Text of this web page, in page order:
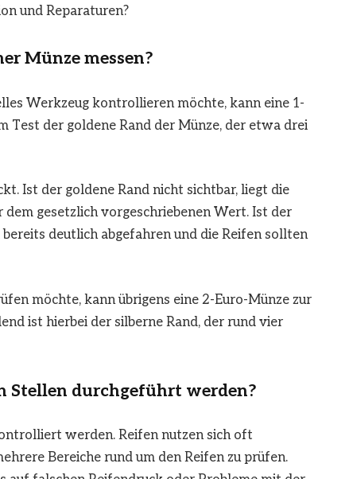
und Reparaturen?
Münze messen?
Werkzeug kontrollieren möchte, kann eine 1-
Test der goldene Rand der Münze, der etwa drei
Ist der goldene Rand nicht sichtbar, liegt die
gesetzlich vorgeschriebenen Wert. Ist der
deutlich abgefahren und die Reifen sollten
möchte, kann übrigens eine 2-Euro-Münze zur
ist hierbei der silberne Rand, der rund vier
Stellen durchgeführt werden?
werden. Reifen nutzen sich oft
Bereiche rund um den Reifen zu prüfen.